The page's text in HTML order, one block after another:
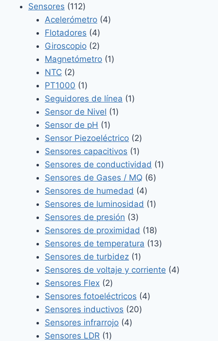
productos
Sensores 112112
productos
Acelerómetro 44
Flotadores 44
productos
Giroscopio 22
productos
Magnetómetro 11
NTC 22
productos
PT1000 11
producto
Seguidores de línea 11
Sensor de Nivel 11
Sensor de pH 11
producto
Sensor Piezoeléctrico 22
productos
Sensores capacitivos 11
producto
Sensores de conductividad 11
Sensores de Gases / MQ 66
Sensores de humedad 44
productos
Sensores de luminosidad 11
Sensores de presión 33
productos
Sensores de proximidad 1818
productos
Sensores de temperatura 1313
Sensores de turbidez 11
producto
Sensores de voltaje y corriente 44
Sensores Flex 22
productos
Sensores fotoeléctricos 44
Sensores inductivos 2020
Sensores infrarrojo 44
Sensores LDR 11